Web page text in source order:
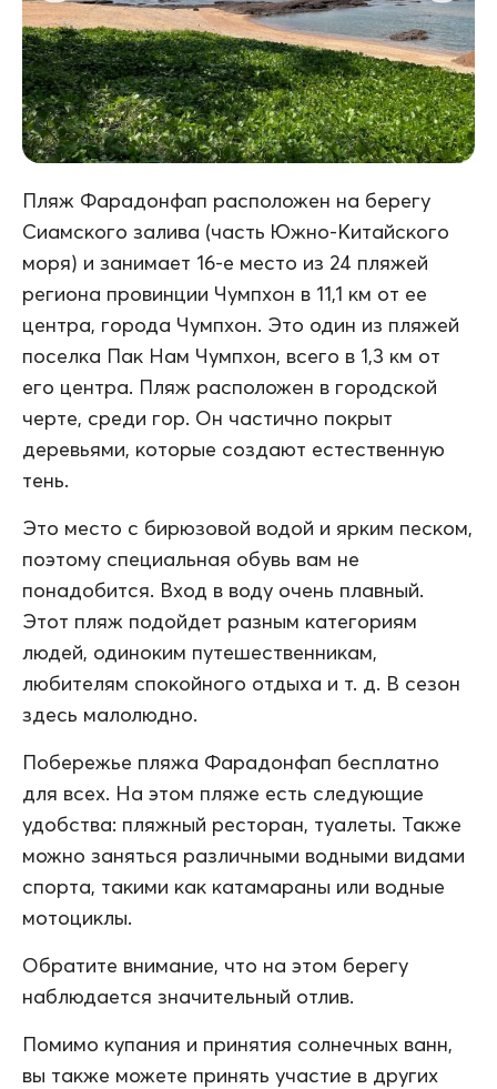
Пляж Фарадонфап расположен на берегу
Сиамского залива (часть Южно-Китайского
моря) и занимает 16-е место из 24 пляжей
региона провинции Чумпхон в 11,1 км от ее
центра, города Чумпхон. Это один из пляжей
поселка Пак Нам Чумпхон, всего в 1,3 км от
его центра. Пляж расположен в городской
черте, среди гор. Он частично покрыт
деревьями, которые создают естественную
тень.
Это место с бирюзовой водой и ярким песком,
поэтому специальная обувь вам не
понадобится. Вход в воду очень плавный.
Этот пляж подойдет разным категориям
людей, одиноким путешественникам,
любителям спокойного отдыха и т. д. В сезон
здесь малолюдно.
Побережье пляжа Фарадонфап бесплатно
для всех. На этом пляже есть следующие
удобства: пляжный ресторан, туалеты. Также
можно заняться различными водными видами
спорта, такими как катамараны или водные
мотоциклы.
Обратите внимание, что на этом берегу
наблюдается значительный отлив.
Помимо купания и принятия солнечных ванн,
вы также можете принять участие в других